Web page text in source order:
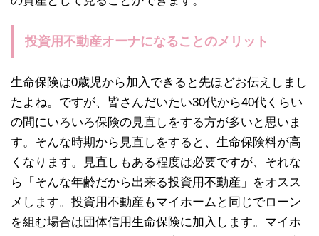
投資用不動産オーナになることのメリット
生命保険は0歳児から加入できると先ほどお伝えしまし
たよね。ですが、皆さんだいたい30代から40代くらい
の間にいろいろ保険の見直しをする方が多いと思いま
す。そんな時期から見直しをすると、生命保険料が高
くなります。見直しもある程度は必要ですが、それな
ら「そんな年齢だから出来る投資用不動産」をオスス
メします。投資用不動産もマイホームと同じでローン
を組む場合は団体信用生命保険に加入します。マイホ